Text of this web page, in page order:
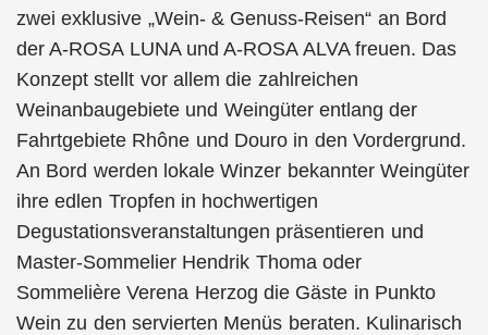
zwei exklusive „Wein- & Genuss-Reisen“ an Bord
der A-ROSA LUNA und A-ROSA ALVA freuen. Das
Konzept stellt vor allem die zahlreichen
Weinanbaugebiete und Weingüter entlang der
Fahrtgebiete Rhône und Douro in den Vordergrund.
An Bord werden lokale Winzer bekannter Weingüter
ihre edlen Tropfen in hochwertigen
Degustationsveranstaltungen präsentieren und
Master-Sommelier Hendrik Thoma oder
Sommelière Verena Herzog die Gäste in Punkto
Wein zu den servierten Menüs beraten. Kulinarisch